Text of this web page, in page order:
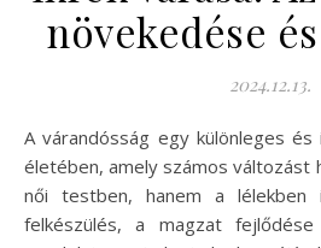
növekedése
2024.12.13.
A várandósság egy különleges és izgalmas időszak a nők
életében, amely számos változást
női testben, hanem a lélekben
felkészülés, a magzat